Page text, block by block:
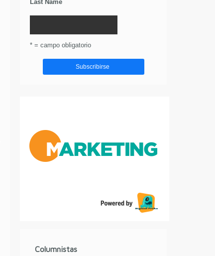
Last Name
* = campo obligatorio
Columnistas